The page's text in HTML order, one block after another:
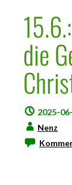
die
2025-
Nenz